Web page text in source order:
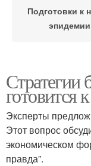
Подготовки к
эпидемии
Стратегии
готовится
Эксперты
Этот вопрос
экономическом
правда”.